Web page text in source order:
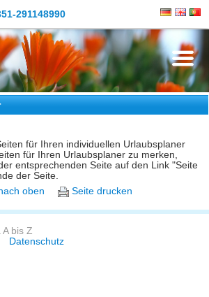
291148990
für Ihren individuellen Urlaubsplaner
für Ihren Urlaubsplaner zu merken,
entsprechenden Seite auf den Link "Seite
der Seite.
oben
Seite drucken
bis Z
Datenschutz